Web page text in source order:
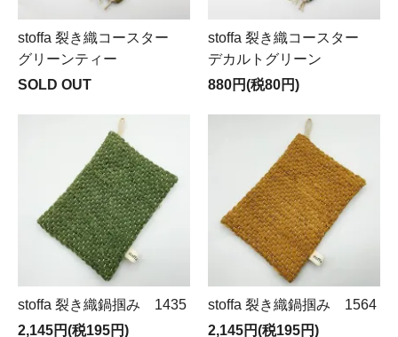
stoffa 裂き織コースター
グリーンティー
SOLD OUT
stoffa 裂き織コースター
デカルトグリーン
880円(税80円)
stoffa 裂き織鍋掴み 1435
2,145円(税195円)
stoffa 裂き織鍋掴み 1564
2,145円(税195円)